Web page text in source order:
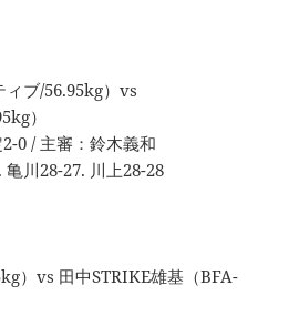
ブ/56.95kg）vs
）
0 / 主審：鈴木義和
川28-27. 川上28-28
）vs 田中STRIKE雄基（BFA-